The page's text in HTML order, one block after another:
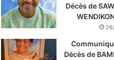
Décès de
Décès de